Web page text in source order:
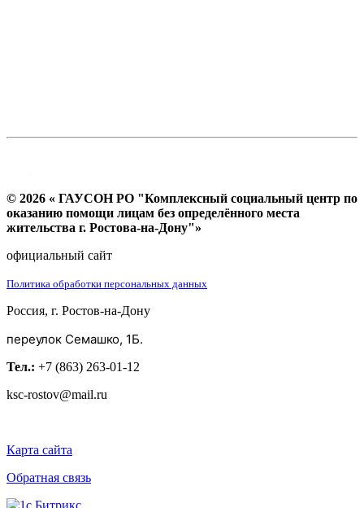
© 2026 « ГАУСОН РО "Комплексный социальный центр по
оказанию помощи лицам без определённого места
жительства г. Ростова-на-Дону"»
официальный сайт
Политика обработки персональных данных
Россия, г. Ростов-на-Дону
переулок Семашко, 1Б.
Тел.: +7 (863) 263-01-12
ksc-rostov@mail.ru
Карта сайта
Обратная связь